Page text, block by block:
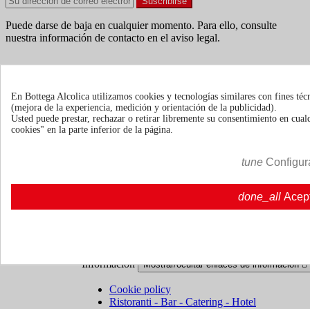
Puede darse de baja en cualquier momento. Para ello, consulte
nuestra información de contacto en el aviso legal.
Términos y condiciones Envío y entrega
Quienes somos |
Información Mostrar/ocultar enlaces de información
Cookie policy
Ristoranti - Bar - Catering - Hotel
En Bottega Alcolica utilizamos cookies y tecnologías similares con fines
(mejora de la experiencia, medición y orientación de la publicidad).
Usted puede prestar, rechazar o retirar libremente su consentimiento en
cookies" en la parte inferior de la página.
tune
done_all